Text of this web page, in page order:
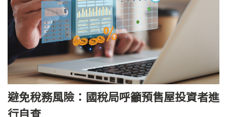
避免稅務風險：國稅局呼籲預售屋投資者進
行自查